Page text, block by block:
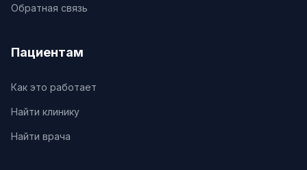
Обратная связь
Пациентам
Как это работает
Найти клинику
Найти врача